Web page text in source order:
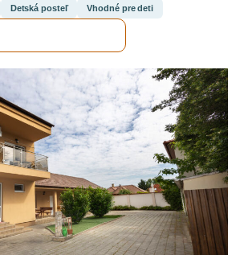
Detská posteľ Vhodné pre deti